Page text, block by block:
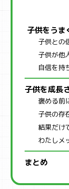
子供をうま
子供との
子供が他
自信を持
子供を成長
褒める前
子供の存
結果だけ
わたしメ
まとめ